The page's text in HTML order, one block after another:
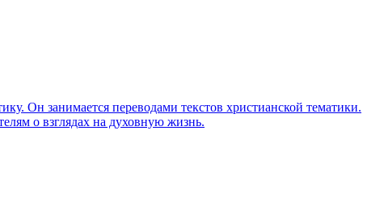
Он занимается переводами текстов христианской тематики.
о взглядах на духовную жизнь.